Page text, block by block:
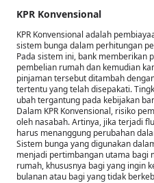
KPR Konvensional
KPR Konvensional adalah
sistem bunga dalam perhitungan
Pada sistem ini, bank memberikan
pembelian rumah dan kemudian
pinjaman tersebut ditambah
tertentu yang telah disepakati.
ubah tergantung pada kebijakan
Dalam KPR Konvensional, risiko
oleh nasabah. Artinya, jika terjadi
harus menanggung perubahan
Sistem bunga yang digunakan
menjadi pertimbangan utama bagi
rumah, khususnya bagi yang ingin
bulanan atau bagi yang tidak